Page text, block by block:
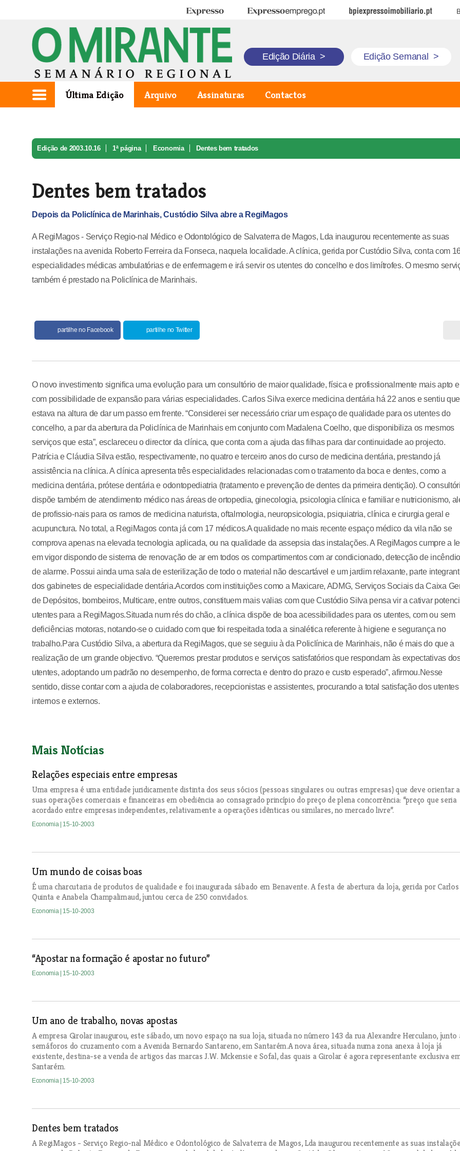
Expresso Expresso Emprego BPI Expresso Imobiliário
Edição Diária > Edição Semanal >
Última Edição Arquivo Assinaturas Contactos
Edição de 2003.10.16 1ª página Economia Dentes bem tratados
Dentes bem tratados
Depois da Policlínica de Marinhais, Custódio Silva abre a RegiMagos
A RegiMagos - Serviço Regio-nal Médico e Odontológico de Salvaterra de Magos, Lda inaugurou recentemente as suas
instalações na avenida Roberto Ferreira da Fonseca, naquela localidade. A clínica, gerida por Custódio Silva, conta com
especialidades médicas ambulatórias e de enfermagem e irá servir os utentes do concelho e dos limítrofes. O mesmo
também é prestado na Policlínica de Marinhais.
partilhe no Facebook partilhe no Twitter
O novo investimento significa uma evolução para um consultório de maior qualidade, física e profissionalmente mais apto e
com possibilidade de expansão para várias especialidades. Carlos Silva exerce medicina dentária há 22 anos e sentiu que
estava na altura de dar um passo em frente. “Considerei ser necessário criar um espaço de qualidade para os utentes do
concelho, a par da abertura da Policlínica de Marinhais em conjunto com Madalena Coelho, que disponibiliza os mesmos
serviços que esta”, esclareceu o director da clínica, que conta com a ajuda das filhas para dar continuidade ao projecto.
Patrícia e Cláudia Silva estão, respectivamente, no quatro e terceiro anos do curso de medicina dentária, prestando já
assistência na clínica. A clínica apresenta três especialidades relacionadas com o tratamento da boca e dentes, como a
medicina dentária, prótese dentária e odontopediatria (tratamento e prevenção de dentes da primeira dentição). O
dispõe também de atendimento médico nas áreas de ortopedia, ginecologia, psicologia clínica e familiar e nutricionismo,
de profissio-nais para os ramos de medicina naturista, oftalmologia, neuropsicologia, psiquiatria, clínica e cirurgia geral e
acupunctura. No total, a RegiMagos conta já com 17 médicos.A qualidade no mais recente espaço médico da vila não se
comprova apenas na elevada tecnologia aplicada, ou na qualidade da assepsia das instalações. A RegiMagos cumpre a
em vigor dispondo de sistema de renovação de ar em todos os compartimentos com ar condicionado, detecção de
de alarme. Possui ainda uma sala de esterilização de todo o material não descartável e um jardim relaxante, parte
dos gabinetes de especialidade dentária.Acordos com instituições como a Maxicare, ADMG, Serviços Sociais da Caixa
de Depósitos, bombeiros, Multicare, entre outros, constituem mais valias com que Custódio Silva pensa vir a cativar
utentes para a RegiMagos.Situada num rés do chão, a clínica dispõe de boa acessibilidades para os utentes, com ou sem
deficiências motoras, notando-se o cuidado com que foi respeitada toda a sinalética referente à higiene e segurança no
trabalho.Para Custódio Silva, a abertura da RegiMagos, que se seguiu à da Policlínica de Marinhais, não é mais do que a
realização de um grande objectivo. “Queremos prestar produtos e serviços satisfatórios que respondam às expectativas
utentes, adoptando um padrão no desempenho, de forma correcta e dentro do prazo e custo esperado”, afirmou.Nesse
sentido, disse contar com a ajuda de colaboradores, recepcionistas e assistentes, procurando a total satisfação dos utentes
internos e externos.
Mais Notícias
Relações especiais entre empresas
Uma empresa é uma entidade juridicamente distinta dos seus sócios (pessoas singulares ou outras empresas) que deve orientar
suas operações comerciais e financeiras em obediência ao consagrado princípio do preço de plena concorrência: “preço que seria
acordado entre empresas independentes, relativamente a operações idênticas ou similares, no mercado livre”.
Economia | 15-10-2003
Um mundo de coisas boas
É uma charcutaria de produtos de qualidade e foi inaugurada sábado em Benavente. A festa de abertura da loja, gerida por Carlos
Quinta e Anabela Champalimaud, juntou cerca de 250 convidados.
Economia | 15-10-2003
“Apostar na formação é apostar no futuro”
Economia | 15-10-2003
Um ano de trabalho, novas apostas
A empresa Girolar inaugurou, este sábado, um novo espaço na sua loja, situada no número 143 da rua Alexandre Herculano, junto
semáforos do cruzamento com a Avenida Bernardo Santareno, em Santarém.A nova área, situada numa zona anexa à loja já
existente, destina-se a venda de artigos das marcas J.W. Mckensie e Sofal, das quais a Girolar é agora representante exclusiva
Santarém.
Economia | 15-10-2003
Dentes bem tratados
A RegiMagos - Serviço Regio-nal Médico e Odontológico de Salvaterra de Magos, Lda inaugurou recentemente as suas